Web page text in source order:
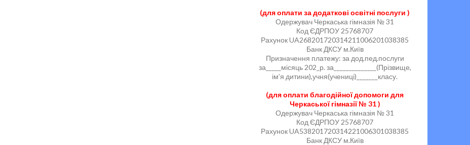
(для оплати за додаткові освітні послуги )
Одержувач Черкаська гімназія № 31
Код ЄДРПОУ 25768707
Рахунок UA268201720314211006201038385
Банк ДКСУ м.Київ
Призначення платежу: за дод.пед.послуги
за_____місяць 202_р. за______________(Прізвище,
ім’я дитини),учня(учениці)_______класу.
(для оплати благодійної допомоги для
Черкаської гімназії № 31 )
Одержувач Черкаська гімназія № 31
Код ЄДРПОУ 25768707
Рахунок UA538201720314221006301038385
Банк ДКСУ м.Київ